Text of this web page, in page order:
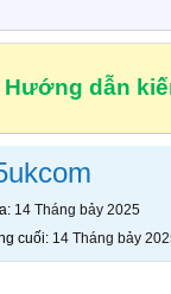
Hướng dẫn
14 Tháng bảy 2025
cuối 14 Tháng bảy